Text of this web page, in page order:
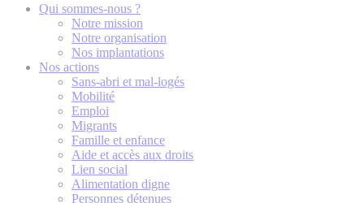
Qui sommes-nous ?
Notre mission
Notre organisation
Nos implantations
Nos actions
Sans-abri et mal-logés
Mobilité
Emploi
Migrants
Famille et enfance
Aide et accès aux droits
Lien social
Alimentation digne
Personnes détenues